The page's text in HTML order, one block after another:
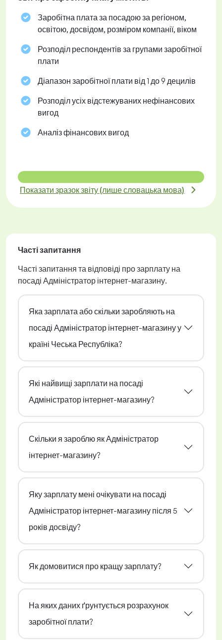
Заробітна плата за посадою за регіоном,
освітою, досвідом, розміром компанії, віком
Розподіл респондентів за групами заробітної
плати
Діапазон заробітної плати від 1 до 9 децилів
Розподіл усіх відстежуваних нефінансових
вигод
Аналіз фінансових вигод
Показати зразок звіту (лише словацька мова)
Часті запитання
Часті запитання та відповіді про зарплату на
посаді Адміністратор інтернет-магазину.
Яка зарплата або скільки заробляють на
посаді Адміністратор інтернет-магазину у
країні Чеська Республіка?
Які найвищі зарплати на посаді
Адміністратор інтернет-магазину?
Скільки я зароблю як Адміністратор
інтернет-магазину?
Яку зарплату мені очікувати на посаді
Адміністратор інтернет-магазину після 5
років досвіду?
Як домовитися про кращу зарплату?
На яких даних ґрунтується розрахунок
заробітної плати?